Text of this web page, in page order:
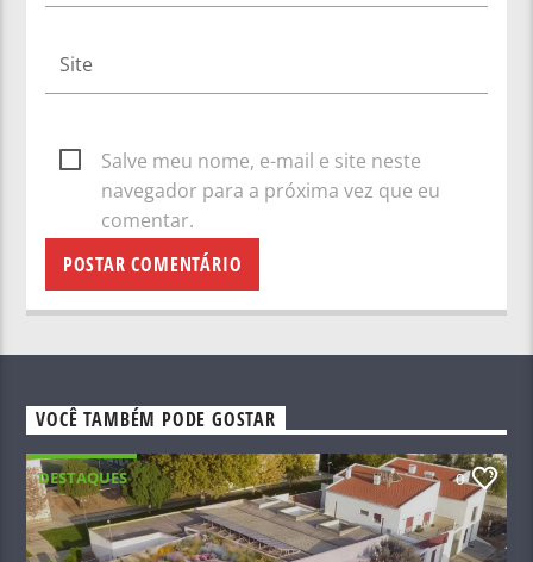
Salve meu nome, e-mail e site neste
navegador para a próxima vez que eu
comentar.
VOCÊ TAMBÉM PODE GOSTAR
DESTAQUES 0